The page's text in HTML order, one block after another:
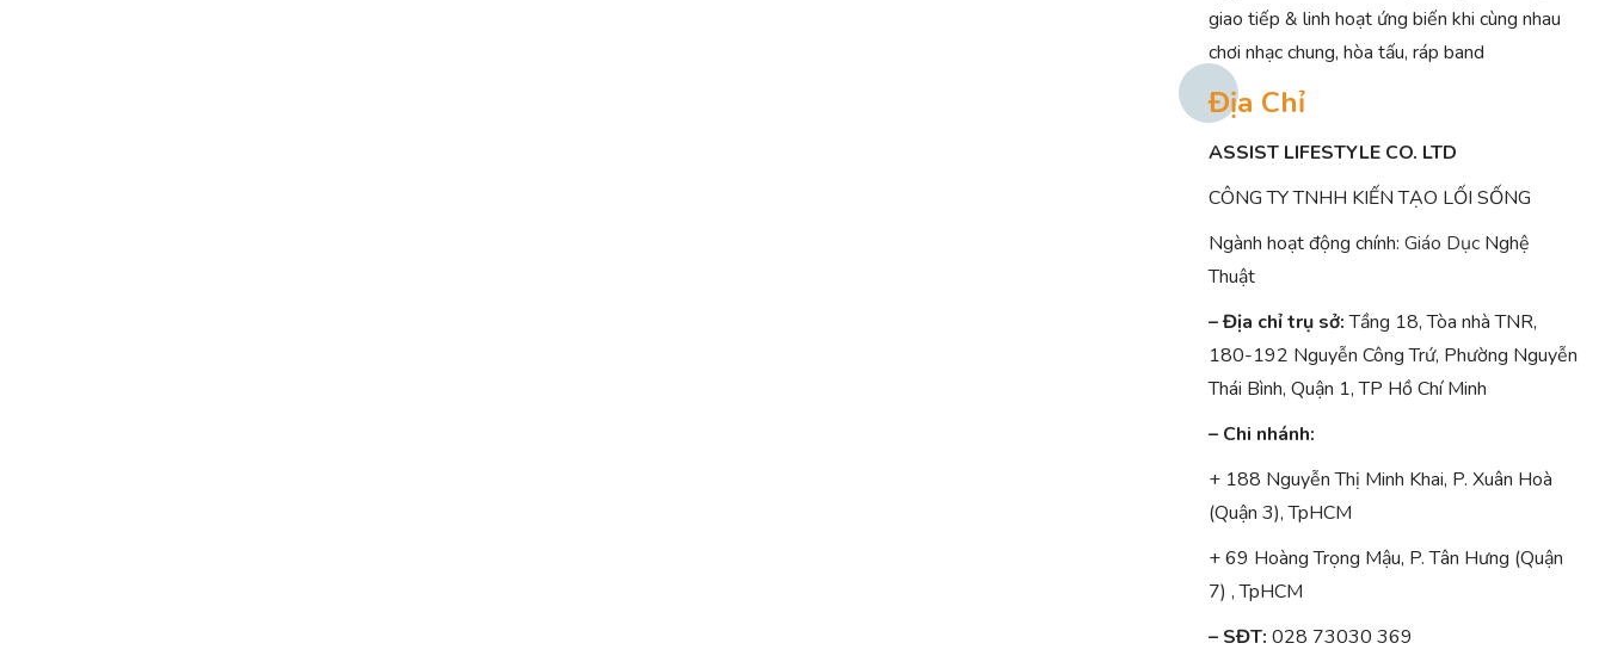
giao tiếp & linh hoạt ứng biến khi cùng nhau
chơi nhạc chung, hòa tấu, ráp band
Địa Chỉ
ASSIST LIFESTYLE CO. LTD
CÔNG TY TNHH KIẾN TẠO LỐI SỐNG
Ngành hoạt động chính: Giáo Dục Nghệ
Thuật
– Địa chỉ trụ sở:Tầng 18, Tòa nhà TNR,
180-192 Nguyễn Công Trứ, Phường Nguyễn
Thái Bình, Quận 1, TP Hồ Chí Minh
– Chi nhánh:
+ 188 Nguyễn Thị Minh Khai, P. Xuân Hoà
(Quận 3), TpHCM
+ 69 Hoàng Trọng Mậu, P. Tân Hưng (Quận
7) , TpHCM
– SĐT: 028 73030 369